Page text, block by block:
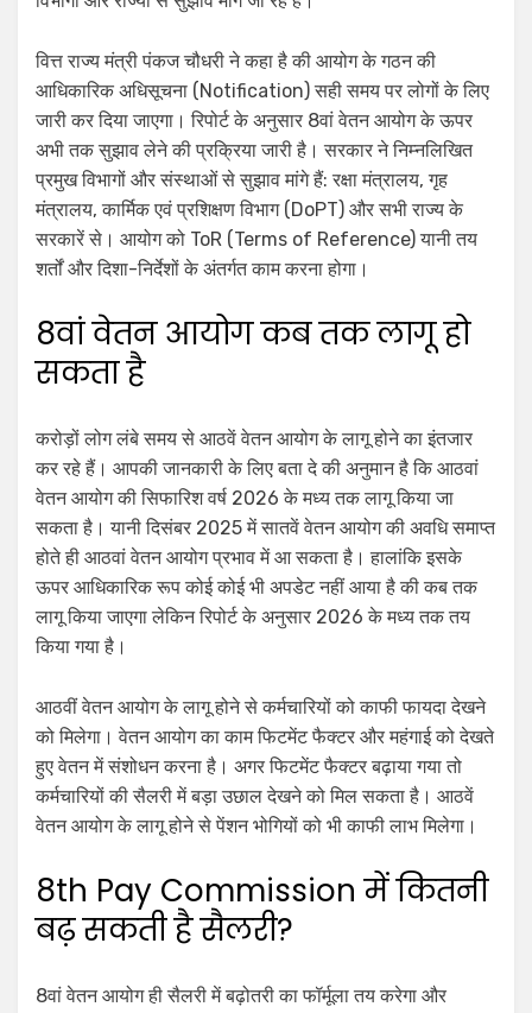
वित्त राज्य मंत्री पंकज चौधरी ने कहा है की आयोग के गठन की
आधिकारिक अधिसूचना (Notification) सही समय पर लोगों के लिए
जारी कर दिया जाएगा। रिपोर्ट के अनुसार 8वां वेतन आयोग के ऊपर
अभी तक सुझाव लेने की प्रक्रिया जारी है। सरकार ने निम्नलिखित
प्रमुख विभागों और संस्थाओं से सुझाव मांगे हैं: रक्षा मंत्रालय, गृह
मंत्रालय, कार्मिक एवं प्रशिक्षण विभाग (DoPT) और सभी राज्य के
सरकारें से। आयोग को ToR (Terms of Reference) यानी तय
शर्तों और दिशा-निर्देशों के अंतर्गत काम करना होगा।
8वां वेतन आयोग कब तक लागू हो
सकता है
करोड़ों लोग लंबे समय से आठवें वेतन आयोग के लागू होने का इंतजार
कर रहे हैं। आपकी जानकारी के लिए बता दे की अनुमान है कि आठवां
वेतन आयोग की सिफारिश वर्ष 2026 के मध्य तक लागू किया जा
सकता है। यानी दिसंबर 2025 में सातवें वेतन आयोग की अवधि समाप्त
होते ही आठवां वेतन आयोग प्रभाव में आ सकता है। हालांकि इसके
ऊपर आधिकारिक रूप कोई कोई भी अपडेट नहीं आया है की कब तक
लागू किया जाएगा लेकिन रिपोर्ट के अनुसार 2026 के मध्य तक तय
किया गया है।
आठवीं वेतन आयोग के लागू होने से कर्मचारियों को काफी फायदा देखने
को मिलेगा। वेतन आयोग का काम फिटमेंट फैक्टर और महंगाई को देखते
हुए वेतन में संशोधन करना है। अगर फिटमेंट फैक्टर बढ़ाया गया तो
कर्मचारियों की सैलरी में बड़ा उछाल देखने को मिल सकता है। आठवें
वेतन आयोग के लागू होने से पेंशन भोगियों को भी काफी लाभ मिलेगा।
8th Pay Commission में कितनी
बढ़ सकती है सैलरी?
8वां वेतन आयोग ही सैलरी में बढ़ोतरी का फॉर्मूला तय करेगा और